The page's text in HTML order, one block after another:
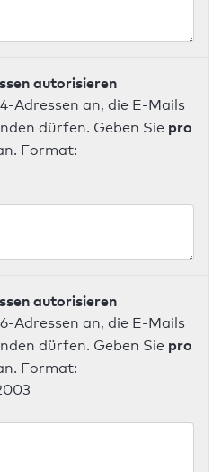
autorisieren
Adressen an, die E-Mails
dürfen. Geben Sie pro
Format:
autorisieren
Adressen an, die E-Mails
dürfen. Geben Sie pro
Format: